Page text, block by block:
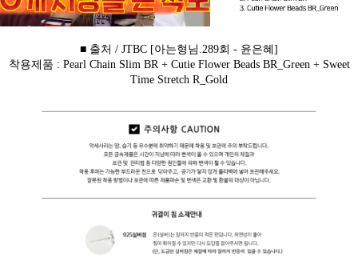
■ 출처 / JTBC [아는형님.289회 - 윤은혜]
착용제품 : Pearl Chain Slim BR + Cutie Flower Beads BR_Green + Sweet
Time Stretch R_Gold